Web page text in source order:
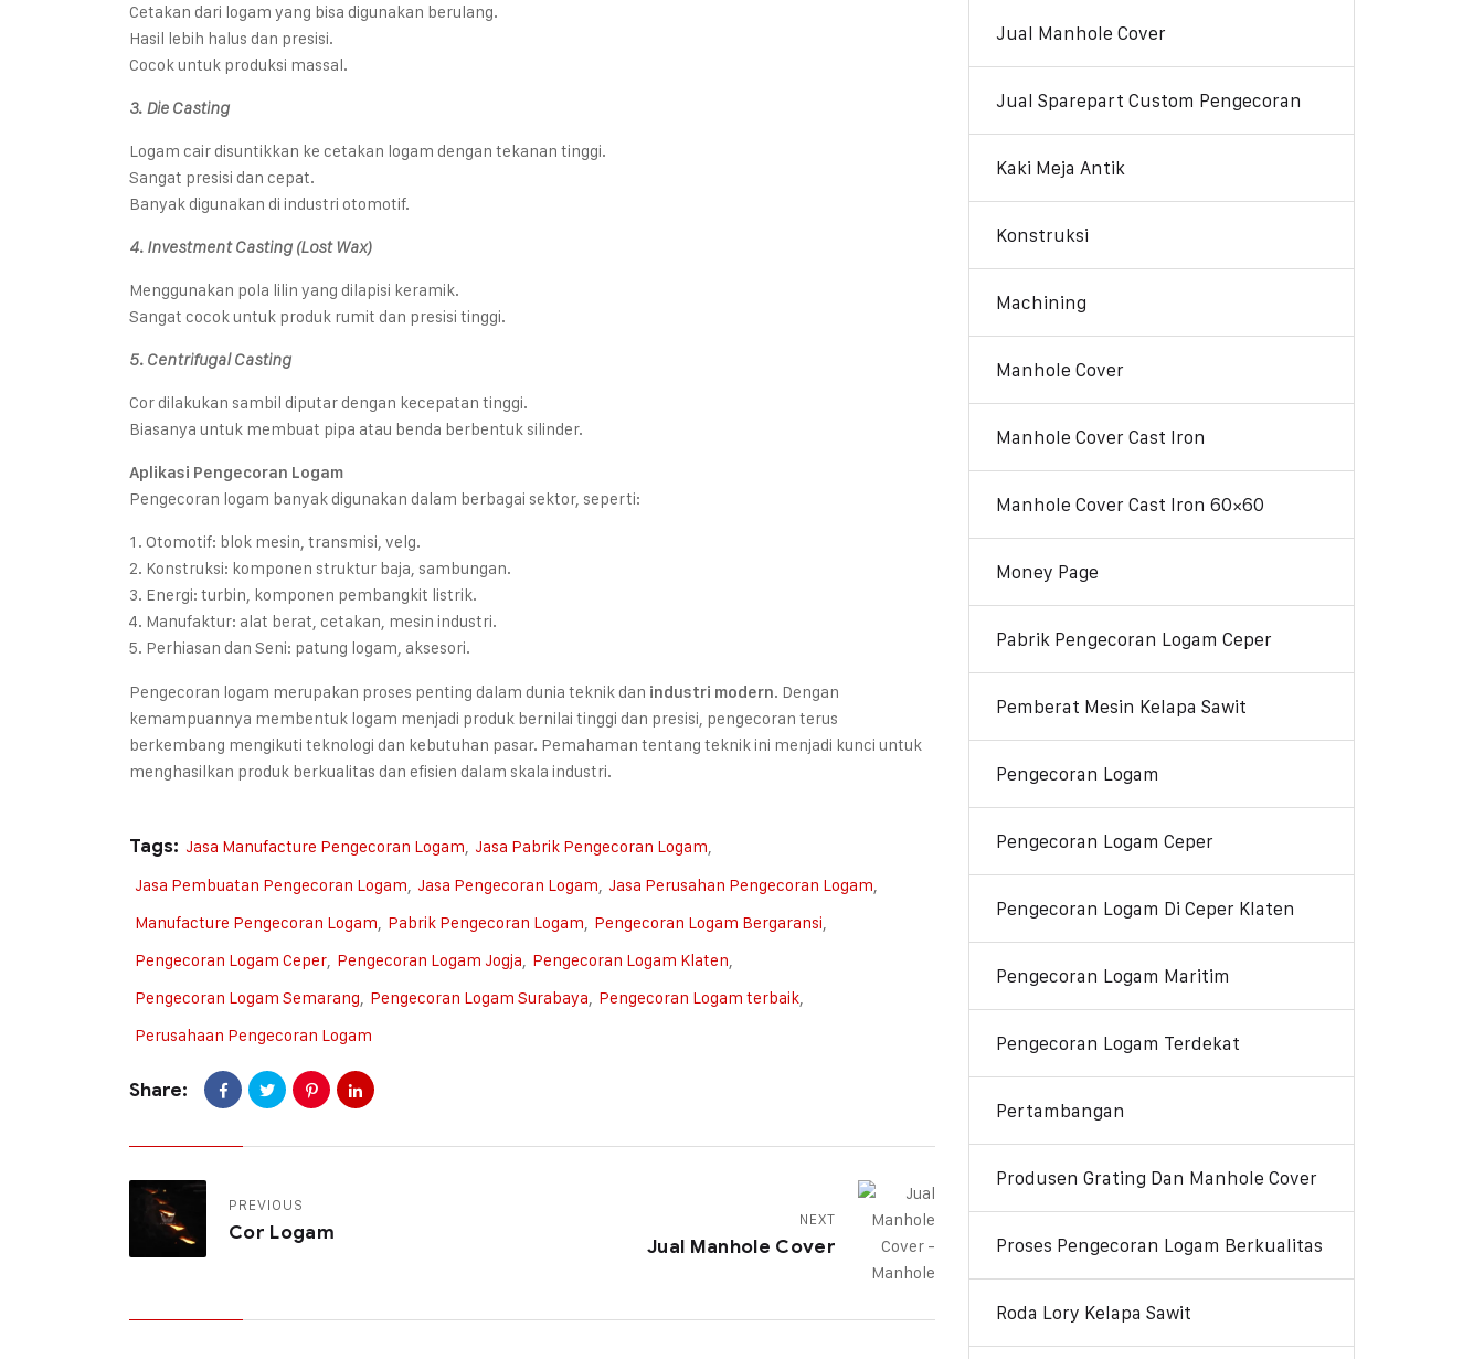
Cetakan dari logam yang bisa digunakan berulang.
Hasil lebih halus dan presisi.
Cocok untuk produksi massal.
3. Die Casting
Logam cair disuntikkan ke cetakan logam dengan tekanan tinggi.
Sangat presisi dan cepat.
Banyak digunakan di industri otomotif.
4. Investment Casting (Lost Wax)
Menggunakan pola lilin yang dilapisi keramik.
Sangat cocok untuk produk rumit dan presisi tinggi.
5. Centrifugal Casting
Cor dilakukan sambil diputar dengan kecepatan tinggi.
Biasanya untuk membuat pipa atau benda berbentuk silinder.
Aplikasi Pengecoran Logam
Pengecoran logam banyak digunakan dalam berbagai sektor, seperti:
Otomotif: blok mesin, transmisi, velg.
Konstruksi: komponen struktur baja, sambungan.
Energi: turbin, komponen pembangkit listrik.
Manufaktur: alat berat, cetakan, mesin industri.
Perhiasan dan Seni: patung logam, aksesori.
Pengecoran logam merupakan proses penting dalam dunia teknik dan industri modern. Dengan
kemampuannya membentuk logam menjadi produk bernilai tinggi dan presisi, pengecoran terus
berkembang mengikuti teknologi dan kebutuhan pasar. Pemahaman tentang teknik ini menjadi kunci untuk
menghasilkan produk berkualitas dan efisien dalam skala industri.
Tags: Jasa Manufacture Pengecoran Logam, Jasa Pabrik Pengecoran Logam,
Jasa Pembuatan Pengecoran Logam, Jasa Pengecoran Logam, Jasa Perusahan Pengecoran Logam,
Manufacture Pengecoran Logam, Pabrik Pengecoran Logam, Pengecoran Logam Bergaransi,
Pengecoran Logam Ceper, Pengecoran Logam Jogja, Pengecoran Logam Klaten,
Pengecoran Logam Semarang, Pengecoran Logam Surabaya, Pengecoran Logam terbaik,
Perusahaan Pengecoran Logam
Share:
PREVIOUS
Cor Logam
NEXT
Jual Manhole Cover
Jual Manhole Cover
Jual Sparepart Custom Pengecoran
Kaki Meja Antik
Konstruksi
Machining
Manhole Cover
Manhole Cover Cast Iron
Manhole Cover Cast Iron 60×60
Money Page
Pabrik Pengecoran Logam Ceper
Pemberat Mesin Kelapa Sawit
Pengecoran Logam
Pengecoran Logam Ceper
Pengecoran Logam Di Ceper Klaten
Pengecoran Logam Maritim
Pengecoran Logam Terdekat
Pertambangan
Produsen Grating Dan Manhole Cover
Proses Pengecoran Logam Berkualitas
Roda Lory Kelapa Sawit